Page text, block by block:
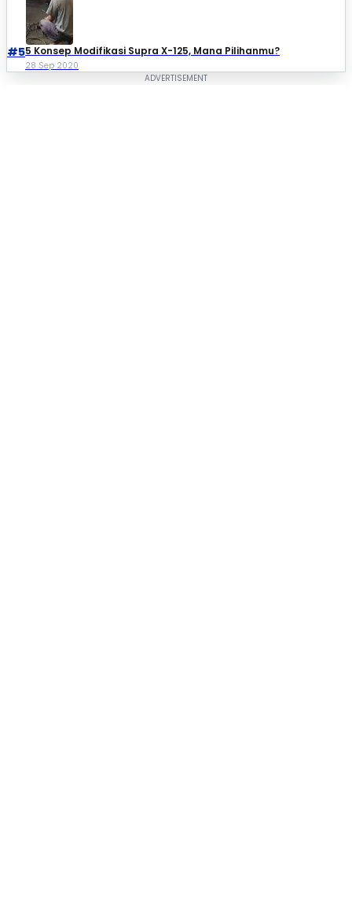
#55 Konsep Modifikasi Supra X-125, Mana Pilihanmu?
28 Sep 2020